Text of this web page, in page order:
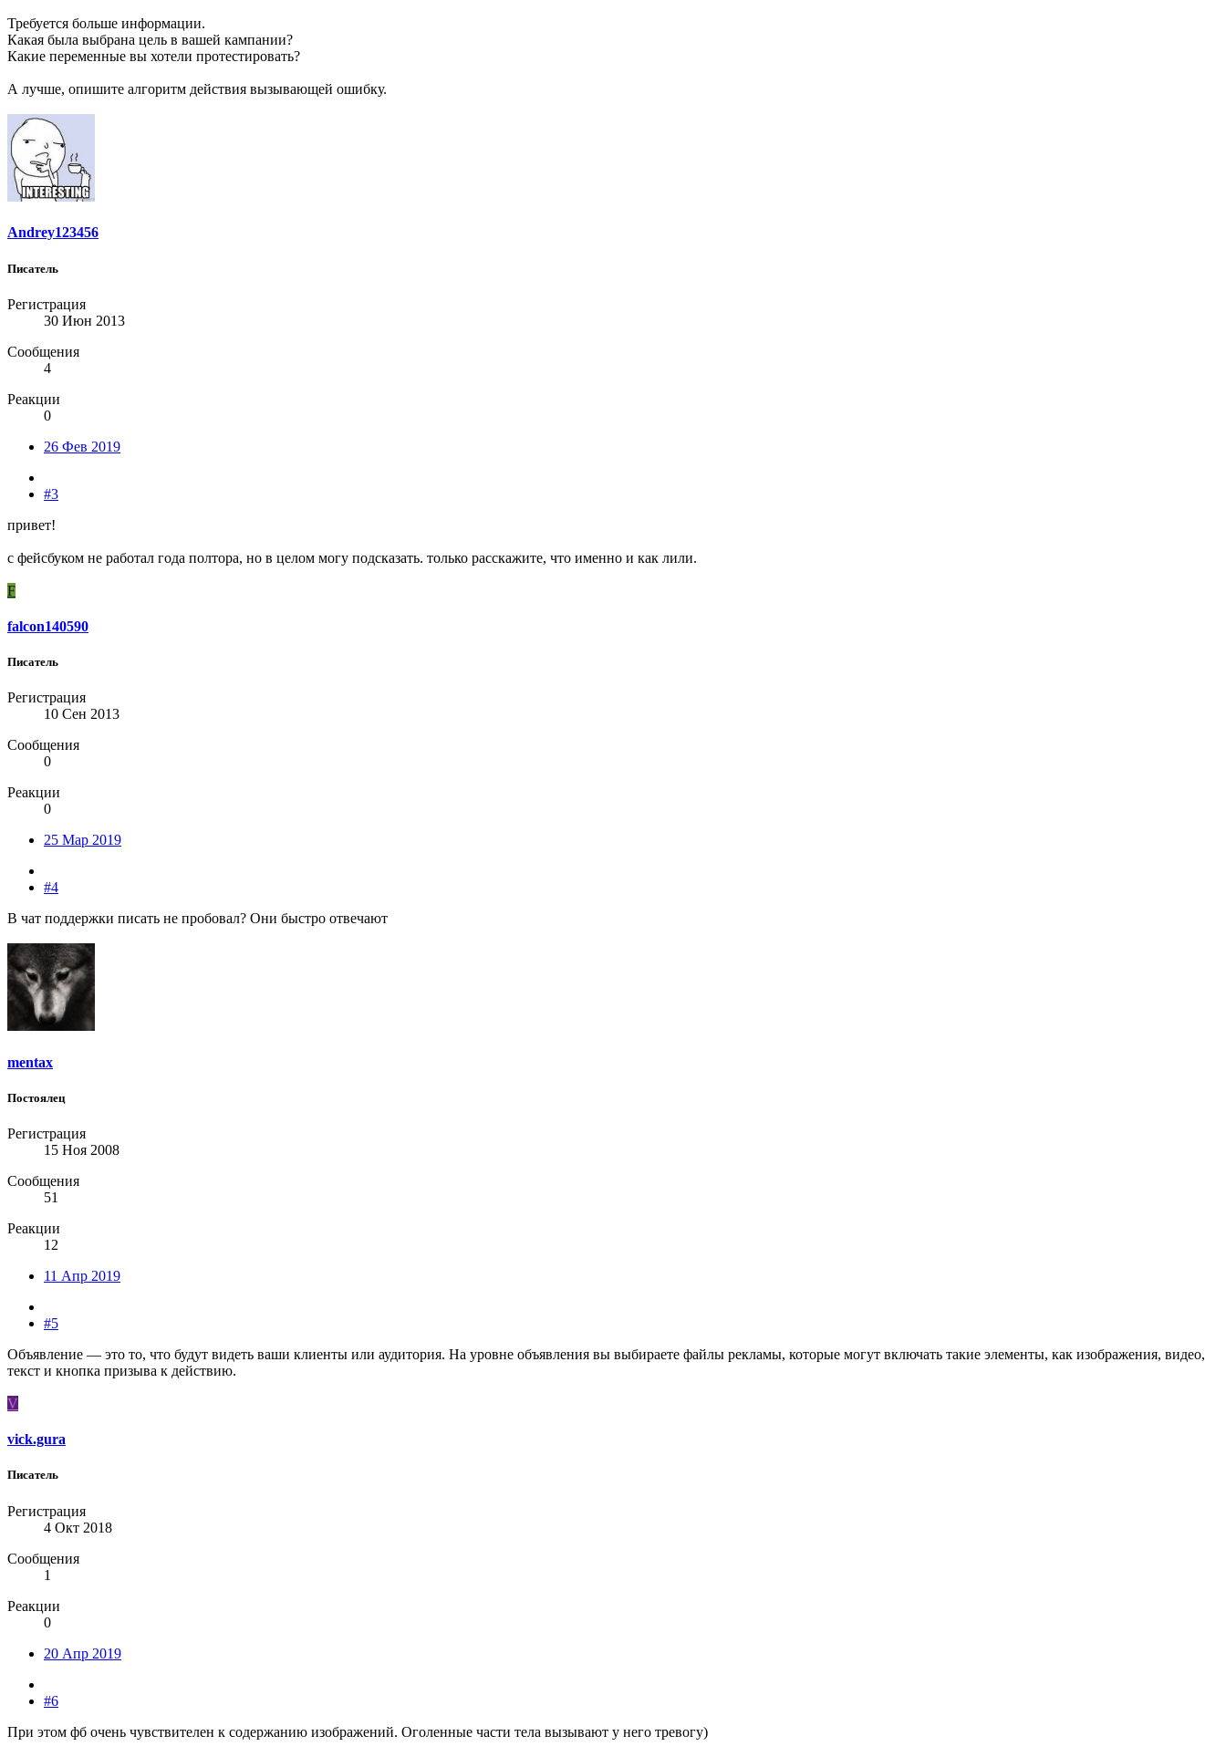
Требуется больше информации.
Какая была выбрана цель в вашей кампании?
Какие переменные вы хотели протестировать?
А лучше, опишите алгоритм действия вызывающей ошибку.
Andrey123456
Писатель
Регистрация
30 Июн 2013
Сообщения
4
Реакции
0
26 Фев 2019
#3
привет!
с фейсбуком не работал года полтора, но в целом могу подсказать. только расскажите, что именно и как лили.
F
falcon140590
Писатель
Регистрация
10 Сен 2013
Сообщения
0
Реакции
0
25 Мар 2019
#4
В чат поддержки писать не пробовал? Они быстро отвечают
mentax
Постоялец
Регистрация
15 Ноя 2008
Сообщения
51
Реакции
12
11 Апр 2019
#5
Объявление — это то, что будут видеть ваши клиенты или аудитория. На уровне объявления вы выбираете файлы рекламы, которые могут включать такие элементы, как изображения, видео,
текст и кнопка призыва к действию.
V
vick.gura
Писатель
Регистрация
4 Окт 2018
Сообщения
1
Реакции
0
20 Апр 2019
#6
При этом фб очень чувствителен к содержанию изображений. Оголенные части тела вызывают у него тревогу)